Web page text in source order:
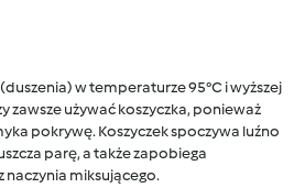
w temperaturze 95°C i wyższej
zawsze używać koszyczka, ponieważ
pokrywę. Koszyczek spoczywa luźno
parę, a także zapobiega
miksującego.